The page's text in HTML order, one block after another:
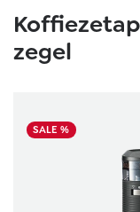
zegel
SALE %